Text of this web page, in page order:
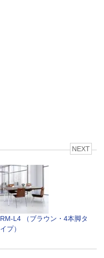
NEXT
RM-L4 （ブラウン・4本脚タ
イプ）